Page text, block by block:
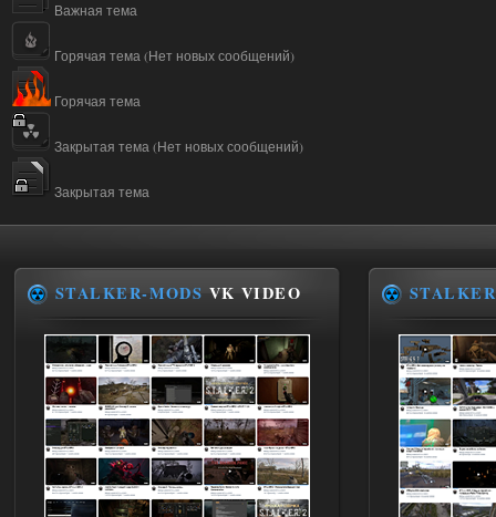
Важная тема
Горячая тема (Нет новых сообщений)
Горячая тема
Закрытая тема (Нет новых сообщений)
Закрытая тема
STALKER-MODS VK VIDEO